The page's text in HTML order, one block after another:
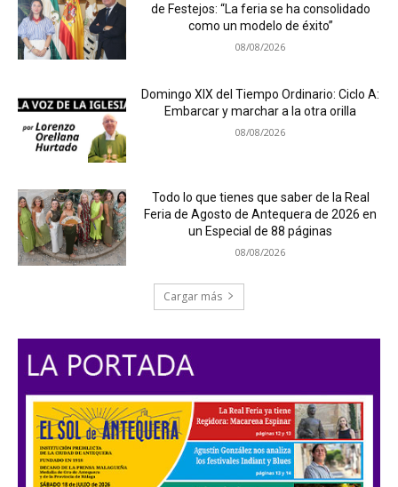
de Festejos: “La feria se ha consolidado
como un modelo de éxito”
08/08/2026
Domingo XIX del Tiempo Ordinario: Ciclo A:
Embarcar y marchar a la otra orilla
08/08/2026
Todo lo que tienes que saber de la Real
Feria de Agosto de Antequera de 2026 en
un Especial de 88 páginas
08/08/2026
Cargar más